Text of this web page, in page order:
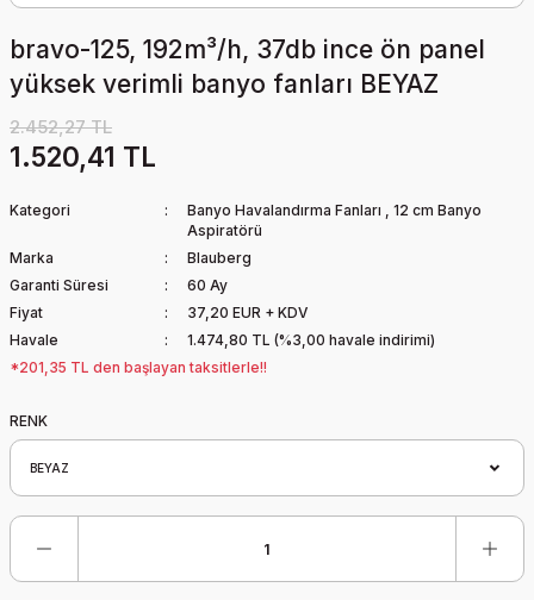
bravo-125, 192m³/h, 37db ince ön panel
yüksek verimli banyo fanları BEYAZ
2.452,27 TL
1.520,41 TL
Kategori Banyo Havalandırma Fanları , 12 cm Banyo
Aspiratörü
Marka
Blauberg
Garanti Süresi
60 Ay
Fiyat
37,20 EUR + KDV
Havale
1.474,80 TL (%3,00 havale indirimi)
*201,35 TL den başlayan taksitlerle!!
RENK